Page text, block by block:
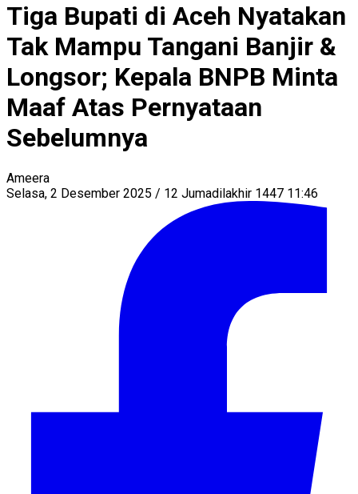
Tiga Bupati di Aceh Nyatakan
Tak Mampu Tangani Banjir &
Longsor; Kepala BNPB Minta
Maaf Atas Pernyataan
Sebelumnya
Ameera
Selasa, 2 Desember 2025 / 12 Jumadilakhir 1447 11:46